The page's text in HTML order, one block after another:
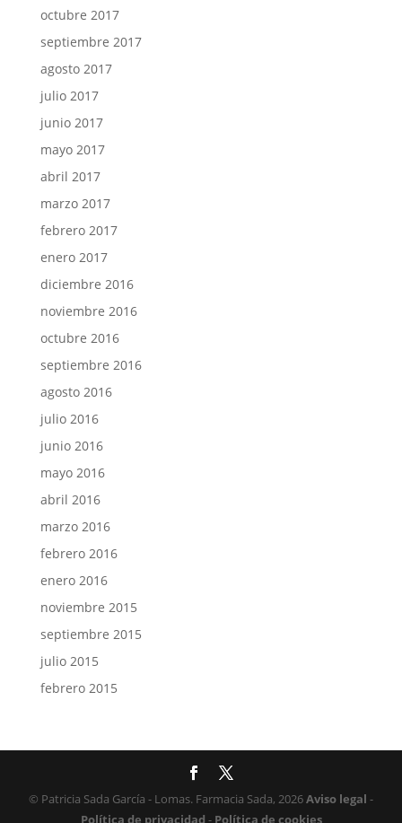
octubre 2017
septiembre 2017
agosto 2017
julio 2017
junio 2017
mayo 2017
abril 2017
marzo 2017
febrero 2017
enero 2017
diciembre 2016
noviembre 2016
octubre 2016
septiembre 2016
agosto 2016
julio 2016
junio 2016
mayo 2016
abril 2016
marzo 2016
febrero 2016
enero 2016
noviembre 2015
septiembre 2015
julio 2015
febrero 2015
© Patricia Sada García - Lomas. Farmacia Sada, 2026Aviso legal -
Política de privacidad -Política de cookies